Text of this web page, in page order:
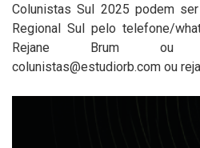
Colunistas Sul 2025 podem
Regional Sul pelo telefone/
Rejane Brum ou
colunistas@estudiorb.com ou